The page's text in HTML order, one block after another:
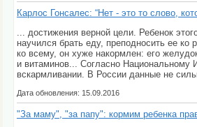
Карлос Гонсалес: “Нет - это то слово,
... достижения верной цели. Ребенок
научился брать еду, преподносить ее ко
ко всему, он хуже накормлен: его
и витаминов... Согласно Национальному
вскармливании. В России данные не
Дата обновления: 15.09.2016
"За маму", "за папу": кормим ребенка